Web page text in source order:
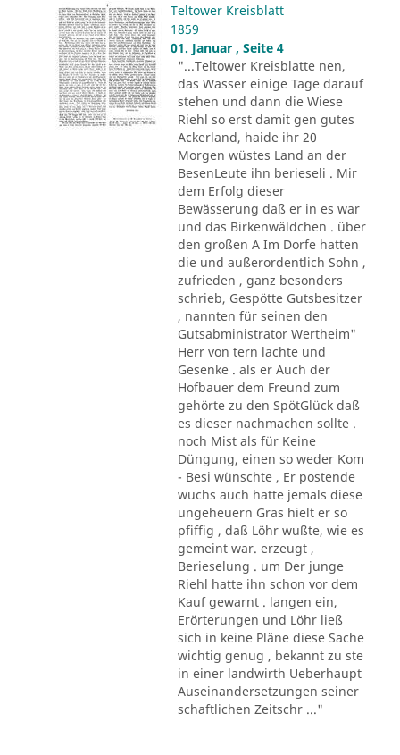
Teltower Kreisblatt
1859
01. Januar , Seite 4
"...Teltower Kreisblatte nen,
das Wasser einige Tage darauf
stehen und dann die Wiese
Riehl so erst damit gen gutes
Ackerland, haide ihr 20
Morgen wüstes Land an der
BesenLeute ihn berieseli . Mir
dem Erfolg dieser
Bewässerung daß er in es war
und das Birkenwäldchen . über
den großen A Im Dorfe hatten
die und außerordentlich Sohn ,
zufrieden , ganz besonders
schrieb, Gespötte Gutsbesitzer
, nannten für seinen den
Gutsabministrator Wertheim"
Herr von tern lachte und
Gesenke . als er Auch der
Hofbauer dem Freund zum
gehörte zu den SpötGlück daß
es dieser nachmachen sollte .
noch Mist als für Keine
Düngung, einen so weder Kom
- Besi wünschte , Er postende
wuchs auch hatte jemals diese
ungeheuern Gras hielt er so
pfiffig , daß Löhr wußte, wie es
gemeint war. erzeugt ,
Berieselung . um Der junge
Riehl hatte ihn schon vor dem
Kauf gewarnt . langen ein,
Erörterungen und Löhr ließ
sich in keine Pläne diese Sache
wichtig genug , bekannt zu ste
in einer landwirth Ueberhaupt
Auseinandersetzungen seiner
schaftlichen Zeitschr ..."